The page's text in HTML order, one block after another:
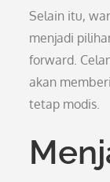
Selain itu,
menjadi
forward.
akan
tetap modis.